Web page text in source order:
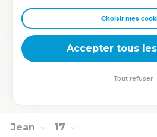
Jésus leur répondit : Vous croyez
Voici, l'heure vient, et elle est
dispersés chacun chez soi, et que
et je ne suis pas seul, car le Père est
Je vous ai dit ces choses, afin
Jean 17
Choisir mes
Accepter tous
Tout refuser